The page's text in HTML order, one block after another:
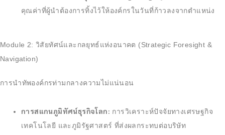
คุณค่าที่ผู้นำต้องการทิ้งไว้ให้องค์กรในวันที่ก้าวลงจากตำแหน่ง
Module 2: วิสัยทัศน์และกลยุทธ์แห่งอนาคต (Strategic Foresight &
Navigation)
การนำทัพองค์กรท่ามกลางความไม่แน่นอน
การสแกนภูมิทัศน์ธุรกิจโลก: การวิเคราะห์ปัจจัยทางเศรษฐกิจ
เทคโนโลยี และภูมิรัฐศาสตร์ ที่ส่งผลกระทบต่อบริษัท